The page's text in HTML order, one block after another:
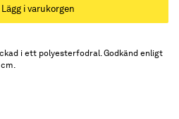
Lägg i varukorgen
i ett polyesterfodral. Godkänd enligt
cm.